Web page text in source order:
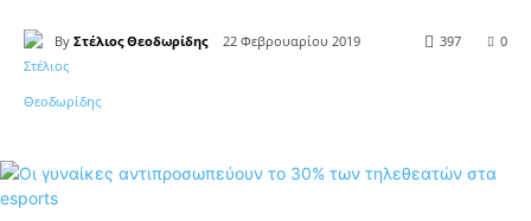
By Στέλιος Θεοδωρίδης 22 Φεβρουαρίου 2019 0
397